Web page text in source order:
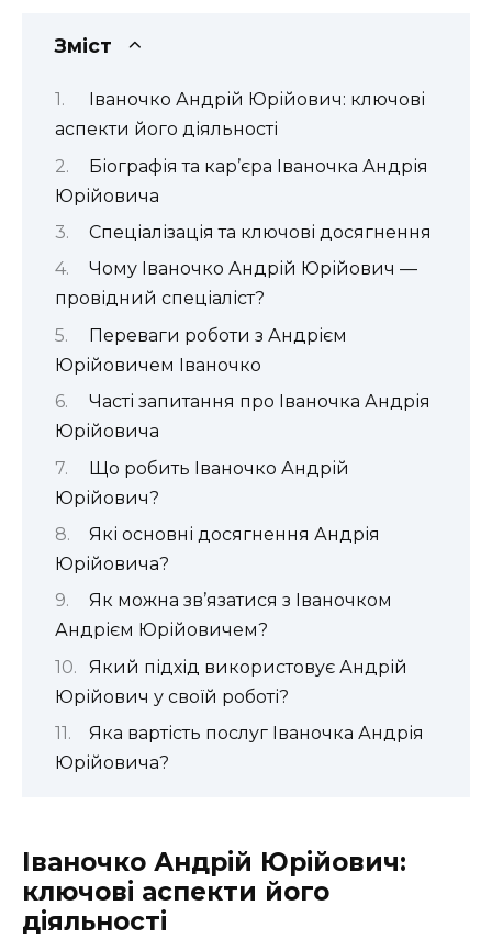
Зміст
Іваночко Андрій Юрійович: ключові
аспекти його діяльності
Біографія та кар’єра Іваночка Андрія
Юрійовича
Спеціалізація та ключові досягнення
Чому Іваночко Андрій Юрійович —
провідний спеціаліст?
Переваги роботи з Андрієм
Юрійовичем Іваночко
Часті запитання про Іваночка Андрія
Юрійовича
Що робить Іваночко Андрій
Юрійович?
Які основні досягнення Андрія
Юрійовича?
Як можна зв’язатися з Іваночком
Андрієм Юрійовичем?
Який підхід використовує Андрій
Юрійович у своїй роботі?
Яка вартість послуг Іваночка Андрія
Юрійовича?
Іваночко Андрій Юрійович:
ключові аспекти його
діяльності